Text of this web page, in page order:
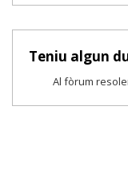
Teniu algun
Al fòrum